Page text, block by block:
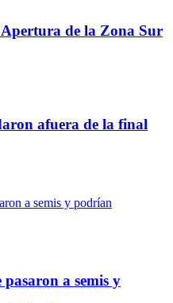
de la Zona Sur
afuera de la final
a semis y